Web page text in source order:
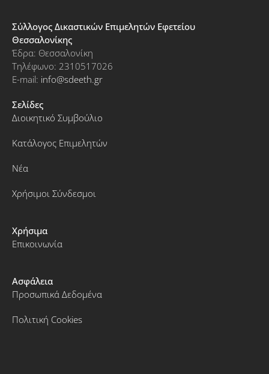
Σύλλογος Δικαστικών Επιμελητών Εφετείου
Θεσσαλονίκης
Έδρα: Θεσσαλονίκη
Τηλέφωνο: 2310517026
E-mail: info@sdeeth.gr
Σελίδες
Διοικητικό Συμβούλιο
Κατάλογος Επιμελητών
Νέα
Χρήσιμοι Σύνδεσμοι
Χρήσιμα
Επικοινωνία
Ασφάλεια
Προσωπικά Δεδομένα
Πολιτική Cookies